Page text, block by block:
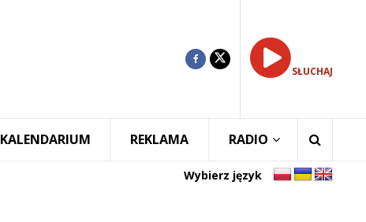
SŁUCHAJ
KALENDARIUM REKLAMA RADIO
Wybierz język